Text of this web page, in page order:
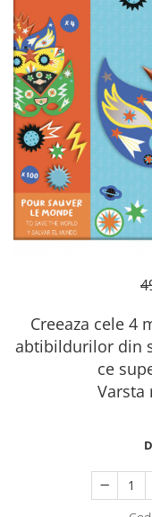
Creeaza cele 4
abtibildurilor din
ce
Varsta